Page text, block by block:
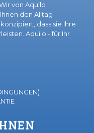
von Aquilo
den Alltag
dass sie Ihre
Aquilo - für Ihr